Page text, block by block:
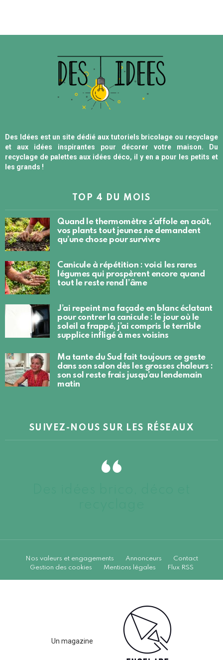
Des Idées est un site dédié aux tutoriels bricolage ou recyclage
et aux idées inspirantes pour décorer votre maison. Du
recyclage de palettes aux idées déco, il y en a pour les petits et
les grands !
TOP 4 DU MOIS
Quand le thermomètre s’affole en août,
vos plants tout jeunes ne demandent
qu’une chose pour survivre
Canicule à répétition : voici les rares
légumes qui prospèrent encore quand
tout le reste rend l’âme
J’ai repeint ma façade en blanc éclatant
pour contrer la canicule : le jour où le
soleil a frappé, j’ai compris le terrible
supplice infligé à mes voisins
Ma tante du Sud fait toujours ce geste
dans son salon dès les grosses chaleurs :
son sol reste frais jusqu’au lendemain
matin
SUIVEZ-NOUS SUR LES RÉSEAUX
Nos valeurs et engagements Annonceurs
Contact
Gestion des cookies
Mentions légales Flux RSS
Un magazine